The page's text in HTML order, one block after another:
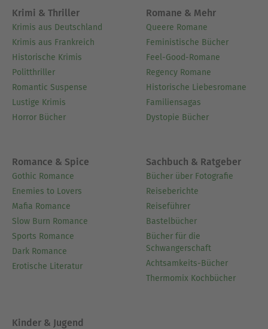
Krimi & Thriller
Krimis aus Deutschland
Krimis aus Frankreich
Historische Krimis
Politthriller
Romantic Suspense
Lustige Krimis
Horror Bücher
Romane & Mehr
Queere Romane
Feministische Bücher
Feel-Good-Romane
Regency Romane
Historische Liebesromane
Familiensagas
Dystopie Bücher
Romance & Spice
Gothic Romance
Enemies to Lovers
Mafia Romance
Slow Burn Romance
Sports Romance
Dark Romance
Erotische Literatur
Sachbuch & Ratgeber
Bücher über Fotografie
Reiseberichte
Reiseführer
Bastelbücher
Bücher für die
Schwangerschaft
Achtsamkeits-Bücher
Thermomix Kochbücher
Kinder & Jugend